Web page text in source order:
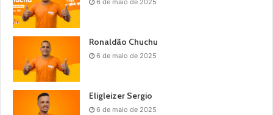
6 de maio de 2025
Ronaldão Chuchu
6 de maio de 2025
Eligleizer Sergio
6 de maio de 2025